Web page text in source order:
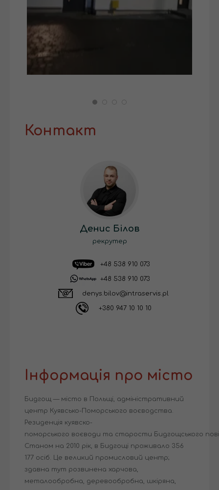
Контакт
Денис Білов
рекрутер
+48 538 910 073
+48 538 910 073
denys.bilov@intraservis.pl
+380 947 10 10 10
Інформація про місто
Бидгощ — місто в Польщі, адміністративний
центр Куявсько-Поморського воєводства.
Резиденція куявско-
поморського воєводи та старости Бидгощського
Станом на 2010 рік, в Бидгощі проживало 356
177 осіб. Це великий промисловий центр;
здавна тут розвинена харчова,
металообробна, деревообробна, шкіряна,